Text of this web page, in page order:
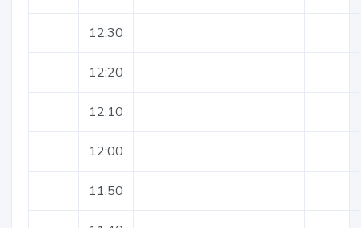
12:30
12:20
12:10
12:00
11:50